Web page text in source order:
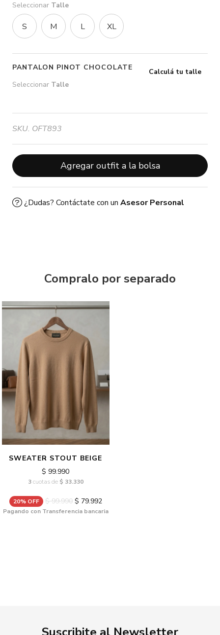
Seleccionar Talle
S M L XL
Calculá tu talle
PANTALON PINOT CHOCOLATE
Seleccionar Talle
SKU. OFT893
Agregar outfit a la bolsa
¿Dudas? Contáctate con un Asesor Personal
Compralo por separado
SWEATER STOUT BEIGE
$ 99.990
3cuotas de $ 33.330
20% OFF $ 99.990$ 79.992
Pagando con Transferencia bancaria